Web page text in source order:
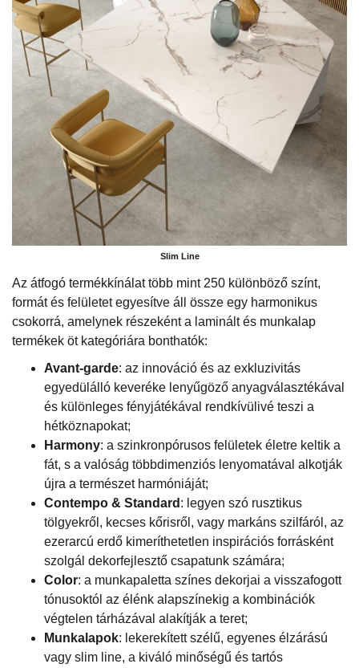
Slim Line
Az átfogó termékkínálat több mint 250 különböző színt,
formát és felületet egyesítve áll össze egy harmonikus
csokorrá, amelynek részeként a laminált és munkalap
termékek öt kategóriára bonthatók:
Avant-garde: az innováció és az exkluzivitás
egyedülálló keveréke lenyűgöző anyagválasztékával
és különleges fényjátékával rendkívülivé teszi a
hétköznapokat;
Harmony: a szinkronpórusos felületek életre keltik a
fát, s a valóság többdimenziós lenyomatával alkotják
újra a természet harmóniáját;
Contempo & Standard : legyen szó rusztikus
tölgyekről, kecses kőrisről, vagy markáns szilfáról, az
ezerarcú erdő kimeríthetetlen inspirációs forrásként
szolgál dekorfejlesztő csapatunk számára;
Color: a munkapaletta színes dekorjai a visszafogott
tónusoktól az élénk alapszínekig a kombinációk
végtelen tárházával alakítják a teret;
Munkalapok: lekerekített szélű, egyenes élzárású
vagy slim line, a kiváló minőségű és tartós